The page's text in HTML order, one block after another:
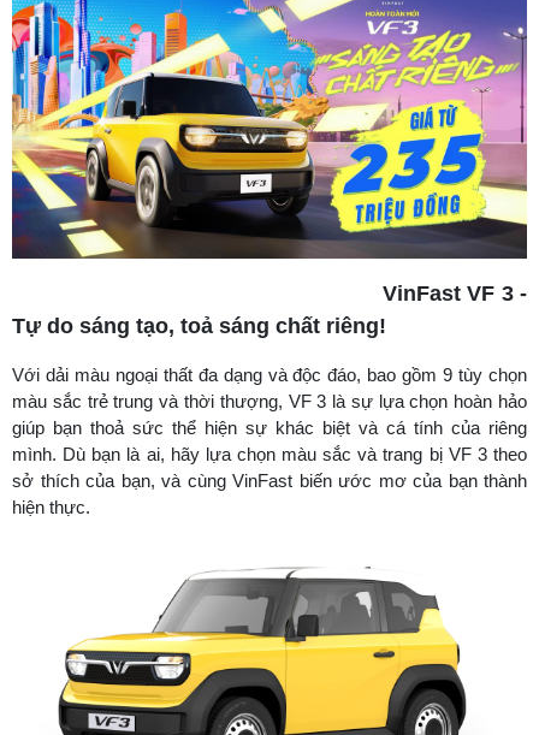
VinFast VF 3 -
Tự do sáng tạo, toả sáng chất riêng!
Với dải màu ngoại thất đa dạng và độc đáo, bao gồm 9 tùy chọn
màu sắc trẻ trung và thời thượng, VF 3 là sự lựa chọn hoàn hảo
giúp bạn thoả sức thể hiện sự khác biệt và cá tính của riêng
mình. Dù bạn là ai, hãy lựa chọn màu sắc và trang bị VF 3 theo
sở thích của bạn, và cùng VinFast biến ước mơ của bạn thành
hiện thực.